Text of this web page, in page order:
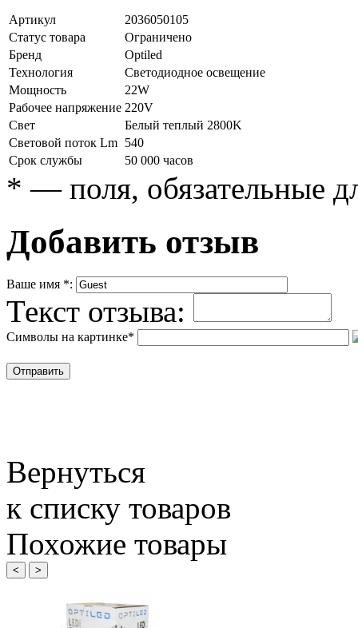
Артикул
2036050105
Статус товара
Ограничено
Бренд
Optiled
Технология
Светодиодное освещение
Мощность
22W
Рабочее напряжение 220V
Свет
Белый теплый 2800K
Световой поток Lm 540
Срок службы
50 000 часов
* — поля, обязательные
Добавить отзыв
Ваше имя *:
Текст отзыва:
Символы на картинке*
Вернуться
к списку товаров
Похожие товары
< >